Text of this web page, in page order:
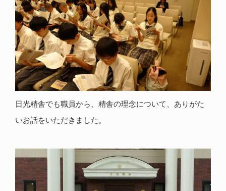
日光精舎でも職員から、精舎の理念について、ありがた
いお話をいただきました。